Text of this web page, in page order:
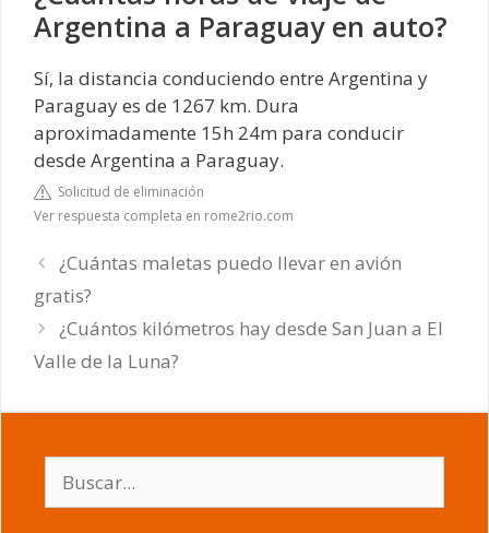
Argentina a Paraguay en auto?
Sí, la distancia conduciendo entre Argentina y
Paraguay es de 1267 km. Dura
aproximadamente 15h 24m para conducir
desde Argentina a Paraguay.
Solicitud de eliminación
Ver respuesta completa en rome2rio.com
¿Cuántas maletas puedo llevar en avión
gratis?
¿Cuántos kilómetros hay desde San Juan a El
Valle de la Luna?